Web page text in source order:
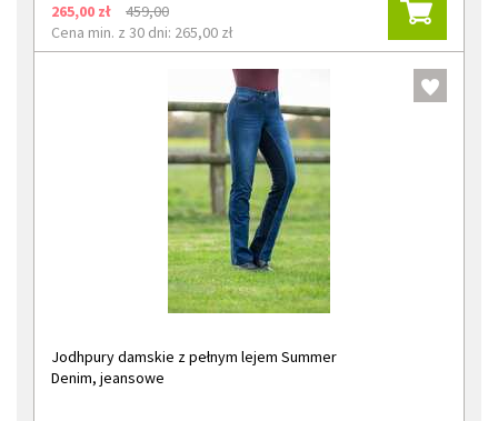
265,00 zł
459,00
Cena min. z 30 dni: 265,00 zł
Jodhpury damskie z pełnym lejem Summer
Denim, jeansowe